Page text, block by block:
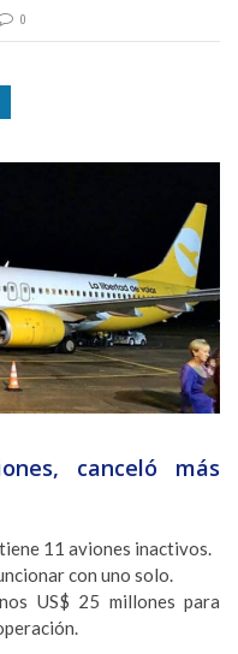
0
canceló más
11 aviones inactivos.
con uno solo.
US$ 25 millones para